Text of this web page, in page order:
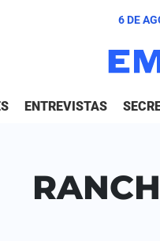
6 DE
ENTREVISTAS